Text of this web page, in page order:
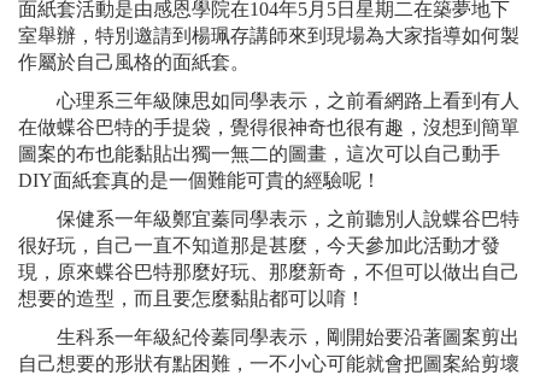
面紙套活動是由感恩學院在104年5月5日星期二在築夢地下
室舉辦，特別邀請到楊珮存講師來到現場為大家指導如何製
作屬於自己風格的面紙套。
心理系三年級陳思如同學表示，之前看網路上看到有人
在做蝶谷巴特的手提袋，覺得很神奇也很有趣，沒想到簡單
圖案的布也能黏貼出獨一無二的圖畫，這次可以自己動手
DIY面紙套真的是一個難能可貴的經驗呢！
保健系一年級鄭宜蓁同學表示，之前聽別人說蝶谷巴特
很好玩，自己一直不知道那是甚麼，今天參加此活動才發
現，原來蝶谷巴特那麼好玩、那麼新奇，不但可以做出自己
想要的造型，而且要怎麼黏貼都可以唷！
生科系一年級紀伶蓁同學表示，剛開始要沿著圖案剪出
自己想要的形狀有點困難，一不小心可能就會把圖案給剪壞